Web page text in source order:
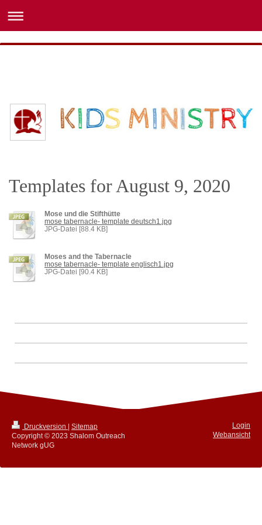
Templates for August 9, 2020
Mose und die Stifthütte
mose tabernacle- template deutsch1.jpg
JPG-Datei [88.4 KB]
Moses and the Tabernacle
mose tabernacle- template englisch1.jpg
JPG-Datei [90.4 KB]
Druckversion | Sitemap
Copyright © 2023 Shalom Outreach
Network gUG
Login
Webansicht